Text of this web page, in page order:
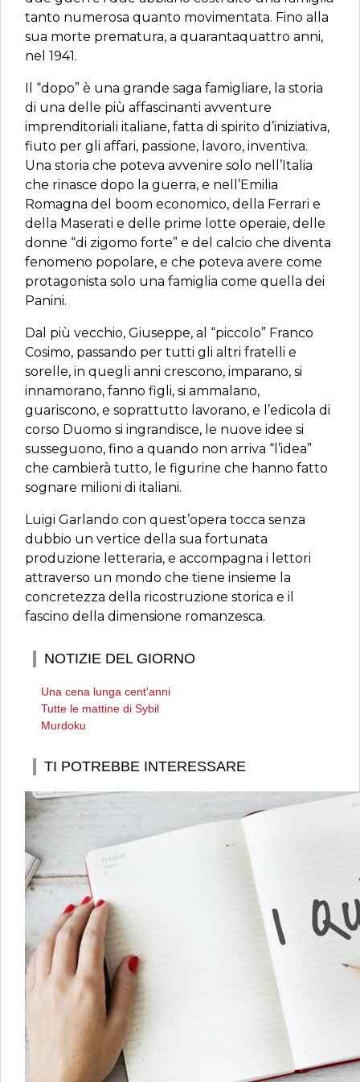
tanto numerosa quanto movimentata. Fino alla
sua morte prematura, a quarantaquattro anni,
nel 1941.
Il “dopo” è una grande saga famigliare, la storia
di una delle più affascinanti avventure
imprenditoriali italiane, fatta di spirito d’iniziativa,
fiuto per gli affari, passione, lavoro, inventiva.
Una storia che poteva avvenire solo nell’Italia
che rinasce dopo la guerra, e nell’Emilia
Romagna del boom economico, della Ferrari e
della Maserati e delle prime lotte operaie, delle
donne “di zigomo forte” e del calcio che diventa
fenomeno popolare, e che poteva avere come
protagonista solo una famiglia come quella dei
Panini.
Dal più vecchio, Giuseppe, al “piccolo” Franco
Cosimo, passando per tutti gli altri fratelli e
sorelle, in quegli anni crescono, imparano, si
innamorano, fanno figli, si ammalano,
guariscono, e soprattutto lavorano, e l’edicola di
corso Duomo si ingrandisce, le nuove idee si
susseguono, fino a quando non arriva “l’idea”
che cambierà tutto, le figurine che hanno fatto
sognare milioni di italiani.
Luigi Garlando con quest’opera tocca senza
dubbio un vertice della sua fortunata
produzione letteraria, e accompagna i lettori
attraverso un mondo che tiene insieme la
concretezza della ricostruzione storica e il
fascino della dimensione romanzesca.
NOTIZIE DEL GIORNO
Una cena lunga cent'anni
Tutte le mattine di Sybil
Murdoku
TI POTREBBE INTERESSARE